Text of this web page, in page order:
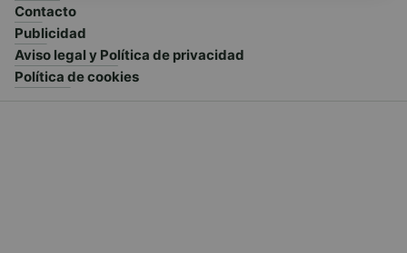
Contacto
Publicidad
Aviso legal y Política de privacidad
Política de cookies